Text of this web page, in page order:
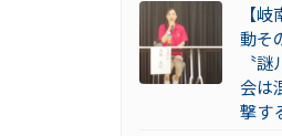
【
動そ
〝
会は
撃す